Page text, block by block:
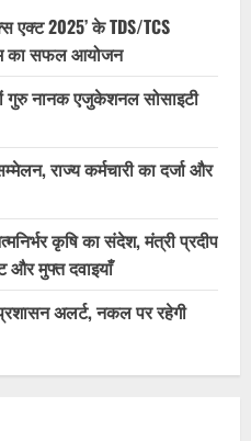
एक्ट 2025’ के TDS/TCS
का सफल आयोजन
गुरु नानक एजुकेशनल सोसाइटी
राज्य कर्मचारी का दर्जा और
कृषि का संदेश, मंत्री प्रदीप
और मुफ्त दवाइयाँ
अलर्ट, नकल पर रहेगी